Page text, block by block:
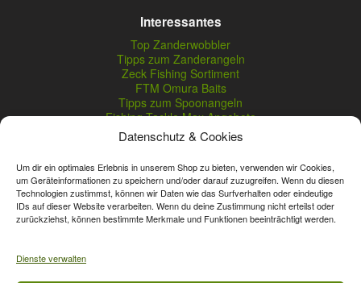
Datenschutz & Cookies
Um dir ein optimales Erlebnis in unserem Shop zu bieten, verwenden wir Cookies,
um Geräteinformationen zu speichern und/oder darauf zuzugreifen. Wenn du diesen
Technologien zustimmst, können wir Daten wie das Surfverhalten oder eindeutige
IDs auf dieser Website verarbeiten. Wenn du deine Zustimmung nicht erteilst oder
zurückziehst, können bestimmte Merkmale und Funktionen beeinträchtigt werden.
Dienste verwalten
Interessantes
Top Zanderwobbler
Tipps zum Zanderangeln
Zeck Fishing Sortiment
FTM Omura Baits
Tipps zum Spoonangeln
Fishing Tackle Max Angebote
Seika Pro Produkte
Nightveit Zanderwobbler
Vertrag widerrufen
Unsere Onlinepreise können günstiger sein.